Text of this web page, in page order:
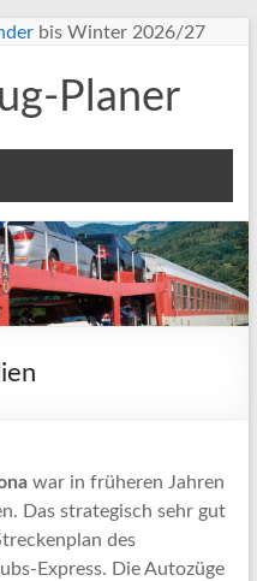
bis Winter 2026/27
Planer
war in früheren Jahren
Das strategisch sehr gut
des
Express. Die Autozüge